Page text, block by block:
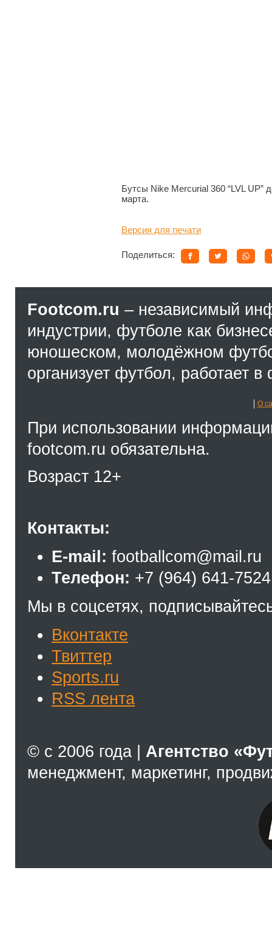
Бутсы Nike Mercurial 360 “LVL UP”
марта.
Версия для печати
Поделиться:
Footcom.ru – независимый
индустрии, футболе как
юношеском, молодёжном
организует футбол, работает
О
При использовании
footcom.ru обязательна.
Возраст 12+
Контакты:
E-mail: footballcom@mail.ru
Телефон: +7 (964) 641-7524
Мы в соцсетях,
Вконтакте
Твиттер
Sports.ru
RSS лента
© с 2006 года | Агентство
менеджмент, маркетинг,